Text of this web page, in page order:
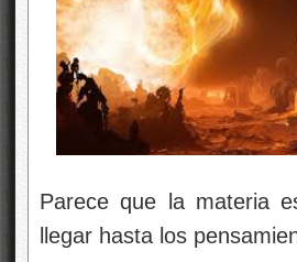
Parece que la materia
llegar hasta los